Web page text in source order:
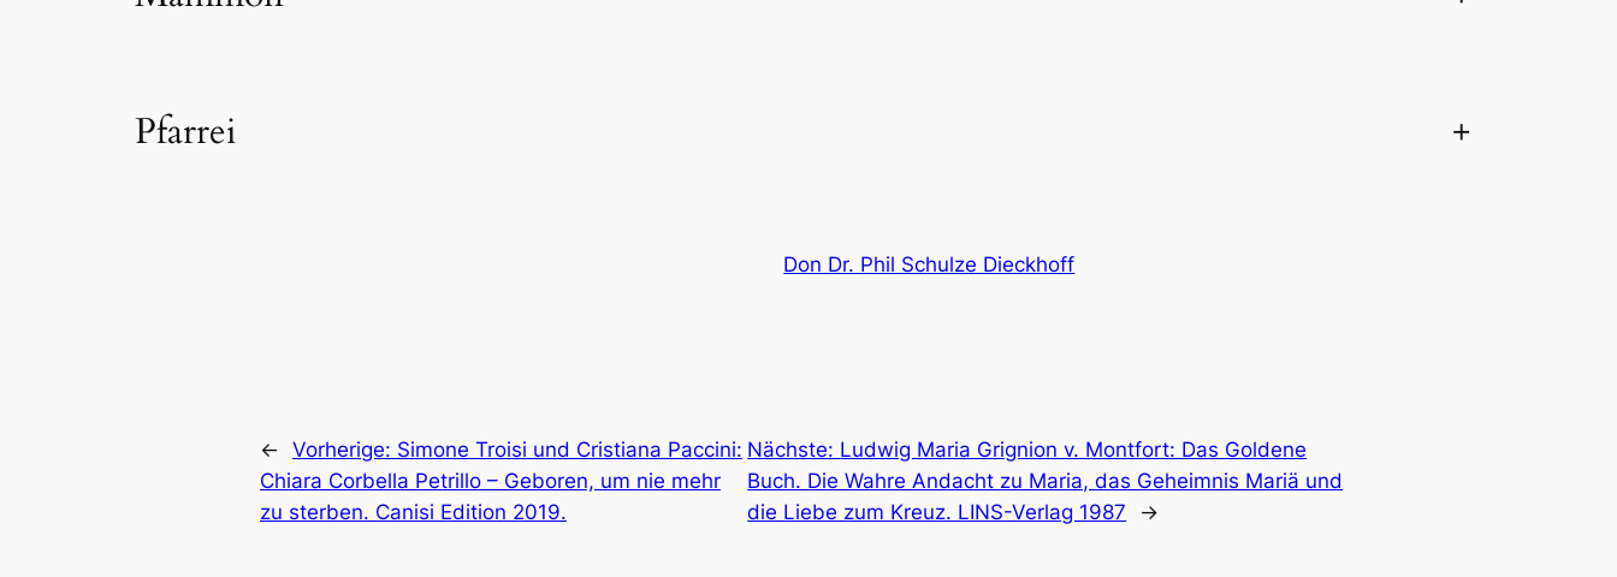
Pfarrei +
Don Dr. Phil Schulze Dieckhoff
← Vorherige: Simone Troisi und Cristiana Paccini:
Chiara Corbella Petrillo – Geboren, um nie mehr
zu sterben. Canisi Edition 2019.
Nächste: Ludwig Maria Grignion v. Montfort: Das Goldene
Buch. Die Wahre Andacht zu Maria, das Geheimnis Mariä und
die Liebe zum Kreuz. LINS-Verlag 1987
→